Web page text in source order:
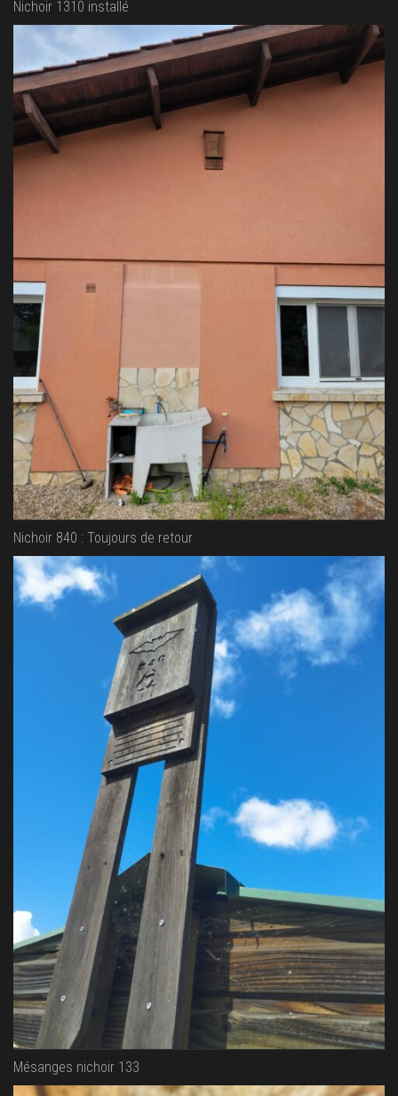
Nichoir 1310 installé
Nichoir 840 : Toujours de retour
Mésanges nichoir 133